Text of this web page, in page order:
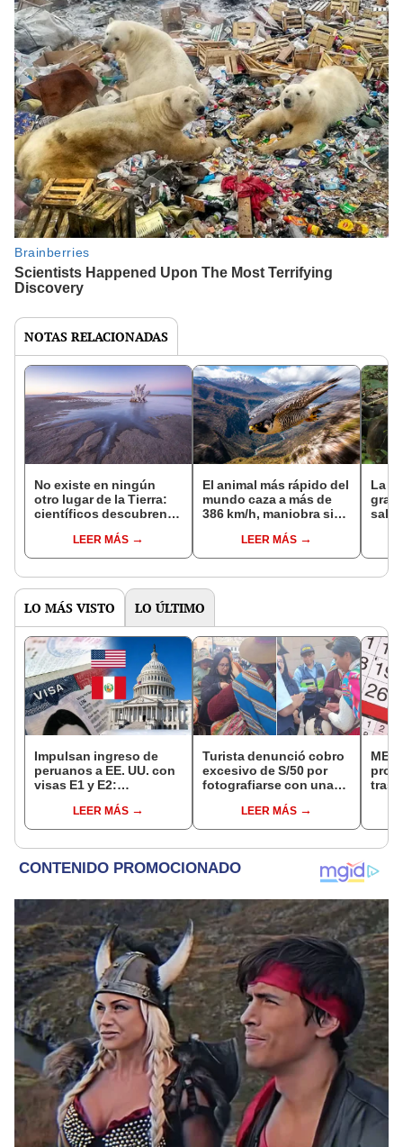
NOTAS RELACIONADAS
No existe en ningún
otro lugar de la Tierra:
científicos descubren
bajo un lago ultrasalado
LEER MÁS
El animal más rápido del
mundo caza a más de
386 km/h, maniobra sin
sufrir daños y suele
migrar a Perú
LEER MÁS
La
una
LO MÁS VISTO LO ÚLTIMO
Impulsan ingreso de
peruanos a EE. UU. con
visas E1 y E2:
pymes serían los más
beneficiados
LEER MÁS
Turista denunció cobro
excesivo de S/50 por
fotografiarse con una
serenazgo recuperó el
dinero
LEER MÁS
MEF